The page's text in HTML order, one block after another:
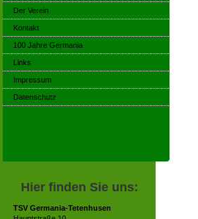
Der Verein
Kontakt
100 Jahre Germania
Links
Impressum
Datenschutz
Hier finden Sie uns:
TSV Germania-Tetenhusen